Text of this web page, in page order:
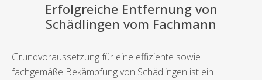
Erfolgreiche Entfernung von
Schädlingen vom Fachmann
Grundvoraussetzung für eine effiziente sowie
fachgemäße Bekämpfung von Schädlingen ist ein